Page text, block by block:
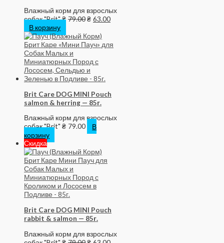
Влажный корм для взрослых
собак "Brit"₴ 79.00₴ 63.00
В корзину
Brit Care DOG MINI Pouch
salmon & herring — 85г.
Влажный корм для взрослых
собак "Brit" ₴ 79.00
В
корзину
Скидка
Brit Care DOG MINI Pouch
rabbit & salmon — 85г.
Влажный корм для взрослых